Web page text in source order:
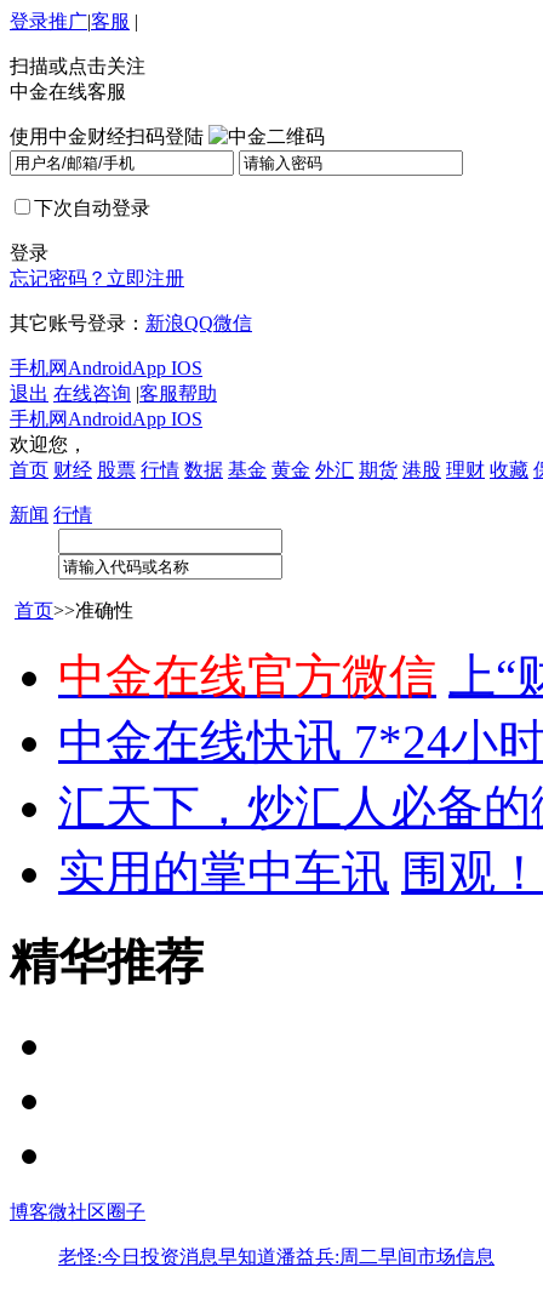
登录推广|客服 |
扫描或点击关注
中金在线客服
使用中金财经扫码登陆
下次自动登录
登录
忘记密码？ 立即注册
其它账号登录： 新浪QQ微信
手机网 AndroidApp IOS
退出 在线咨询 |客服帮助
手机网 AndroidApp IOS
欢迎您，
首页 财经 股票 行情 数据 基金 黄金 外汇 期货 港股 理财 收藏
新闻 行情
首页>>准确性
中金在线官方微信
上
中金在线快讯 7*24小
汇天下，炒汇人必备
实用的掌中车讯 围观
精华推荐
博客微社区圈子
老怪:今日投资消息早知道潘益兵:周二早间市场信息